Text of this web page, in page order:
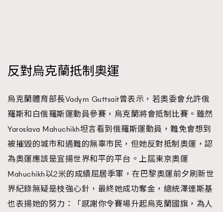
反對烏克蘭抵制奧運
烏克蘭體育部長Vadym Guttsait曾表示，若奧委會允許俄
羅斯和白俄羅斯運動員參賽，烏克蘭將會抵制比賽。雖然
Yaroslava Mahuchikh坦言看到俄羅斯運動員，難免會想到
被摧毀的城市和遇難的無辜市民，但她反對抵制奧運，認
為奧運應該是宣揚世界和平的平台。上屆東京奧運
Mahuchikh以2米的成績屈居季軍，在巴黎奧運前夕刷新世
界紀錄無疑是枝強心針，最終她成功奪金，總統澤連斯基
也表揚她的努力：「感謝你令賽場升起烏克蘭國旗，為人